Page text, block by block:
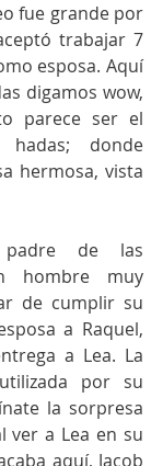
fue grande por
trabajar 7
esposa. Aquí
digamos wow,
parece ser el
donde
hermosa, vista
de las
hombre muy
de cumplir su
a Raquel,
a Lea. La
por su
la sorpresa
ver a Lea en su
aquí, Jacob